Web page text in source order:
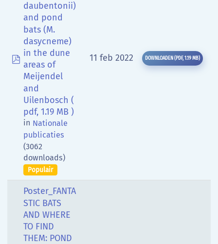
pdf
daubentonii)
and pond
bats (M.
dasycneme)
in the dune
areas of
Meijendel
and
Uilenbosch (
pdf, 1.19 MB )
in Nationale
publicaties
(3062
downloads)
Populair
11 feb 2022 DOWNLOADEN (PDF,1.19 MB)
Poster_FANTA
STIC BATS
AND WHERE
TO FIND
THEM: POND